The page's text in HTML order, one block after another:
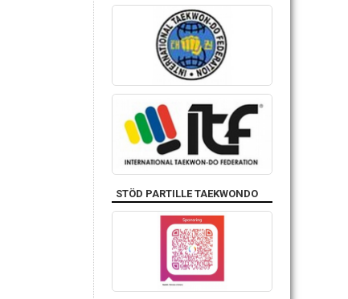
STÖD PARTILLE TAEKWONDO